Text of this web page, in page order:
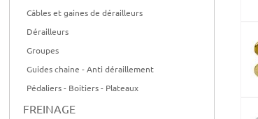
Câbles et gaines de dérailleurs
Dérailleurs
Groupes
Guides chaine - Anti déraillement
Pédaliers - Boitiers - Plateaux
FREINAGE